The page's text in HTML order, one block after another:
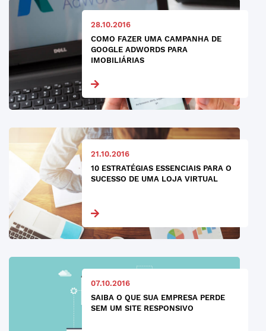
28.10.2016
COMO FAZER UMA CAMPANHA DE
GOOGLE ADWORDS PARA
IMOBILIÁRIAS
21.10.2016
10 ESTRATÉGIAS ESSENCIAIS PARA O
SUCESSO DE UMA LOJA VIRTUAL
07.10.2016
SAIBA O QUE SUA EMPRESA PERDE
SEM UM SITE RESPONSIVO